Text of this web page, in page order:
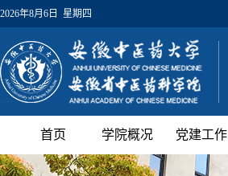
2026年8月6日 星期四
首页 学院概况 党建工作